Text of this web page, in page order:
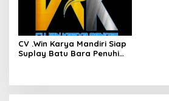
CV .Win Karya Mandiri Siap
Suplay Batu Bara Penuhi